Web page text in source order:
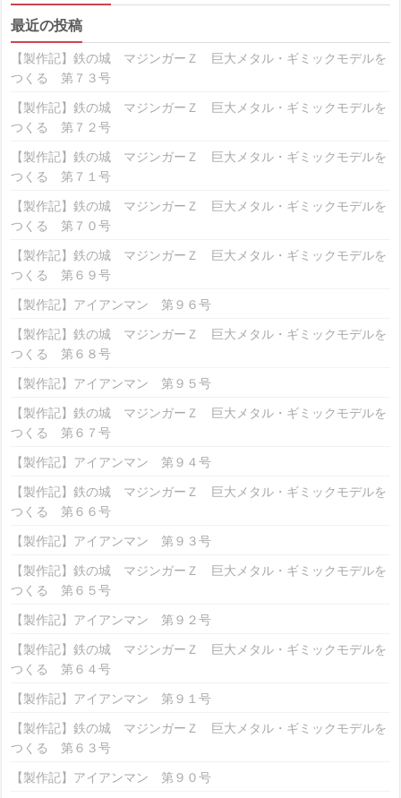
最近の投稿
【製作記】鉄の城 マジンガーＺ 巨大メタル・ギミックモデルを
つくる 第７３号
【製作記】鉄の城 マジンガーＺ 巨大メタル・ギミックモデルを
つくる 第７２号
【製作記】鉄の城 マジンガーＺ 巨大メタル・ギミックモデルを
つくる 第７１号
【製作記】鉄の城 マジンガーＺ 巨大メタル・ギミックモデルを
つくる 第７０号
【製作記】鉄の城 マジンガーＺ 巨大メタル・ギミックモデルを
つくる 第６９号
【製作記】アイアンマン 第９６号
【製作記】鉄の城 マジンガーＺ 巨大メタル・ギミックモデルを
つくる 第６８号
【製作記】アイアンマン 第９５号
【製作記】鉄の城 マジンガーＺ 巨大メタル・ギミックモデルを
つくる 第６７号
【製作記】アイアンマン 第９４号
【製作記】鉄の城 マジンガーＺ 巨大メタル・ギミックモデルを
つくる 第６６号
【製作記】アイアンマン 第９３号
【製作記】鉄の城 マジンガーＺ 巨大メタル・ギミックモデルを
つくる 第６５号
【製作記】アイアンマン 第９２号
【製作記】鉄の城 マジンガーＺ 巨大メタル・ギミックモデルを
つくる 第６４号
【製作記】アイアンマン 第９１号
【製作記】鉄の城 マジンガーＺ 巨大メタル・ギミックモデルを
つくる 第６３号
【製作記】アイアンマン 第９０号